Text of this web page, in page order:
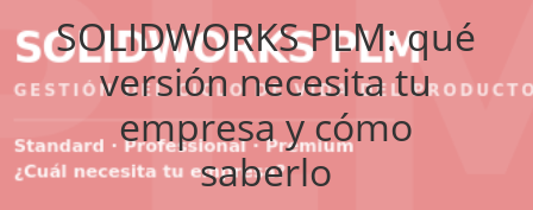
SOLIDWORKS PLM: qué
versión necesita tu
empresa y cómo
saberlo